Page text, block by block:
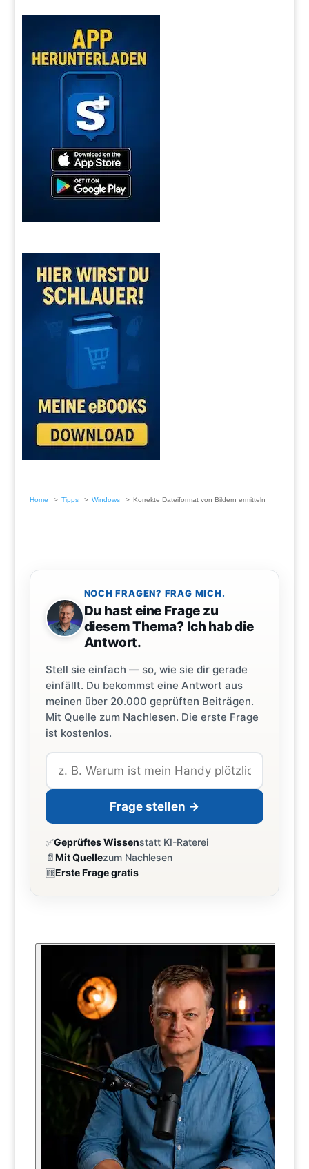
Home Tipps Windows Korrekte Dateiformat von Bildern ermitteln
NOCH FRAGEN? FRAG MICH.
Du hast eine Frage zu
diesem Thema? Ich hab die
Antwort.
Stell sie einfach — so, wie sie dir gerade
einfällt. Du bekommst eine Antwort aus
meinen über 20.000 geprüften Beiträgen.
Mit Quelle zum Nachlesen. Die erste Frage
ist kostenlos.
Frage stellen →
✅Geprüftes Wissenstatt KI-Raterei
📄Mit Quellezum Nachlesen
🆓Erste Frage gratis